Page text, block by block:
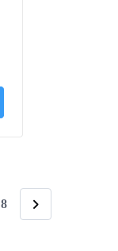
8
Následující